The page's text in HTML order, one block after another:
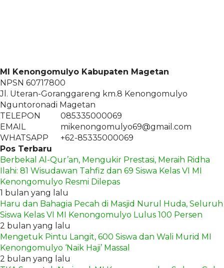
MI Kenongomulyo Kabupaten Magetan
NPSN 60717800
Jl. Uteran-Goranggareng km.8 Kenongomulyo
Nguntoronadi Magetan
TELEPON
085335000069
EMAIL
mikenongomulyo69@gmail.com
WHATSAPP
+62-85335000069
Pos Terbaru
Berbekal Al-Qur’an, Mengukir Prestasi, Meraih Ridha
Ilahi: 81 Wisudawan Tahfiz dan 69 Siswa Kelas VI MI
Kenongomulyo Resmi Dilepas
1 bulan yang lalu
Haru dan Bahagia Pecah di Masjid Nurul Huda, Seluruh
Siswa Kelas VI MI Kenongomulyo Lulus 100 Persen
2 bulan yang lalu
Mengetuk Pintu Langit, 600 Siswa dan Wali Murid MI
Kenongomulyo ‘Naik Haji’ Massal
2 bulan yang lalu